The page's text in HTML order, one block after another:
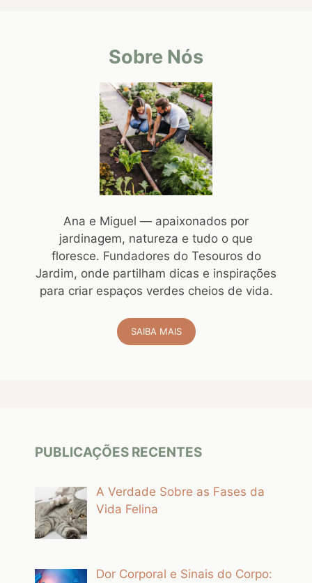
Sobre Nós
Ana e Miguel — apaixonados por
jardinagem, natureza e tudo o que
floresce. Fundadores do Tesouros do
Jardim, onde partilham dicas e inspirações
para criar espaços verdes cheios de vida.
SAIBA MAIS
PUBLICAÇÕES RECENTES
A Verdade Sobre as Fases da
Vida Felina
Dor Corporal e Sinais do Corpo: